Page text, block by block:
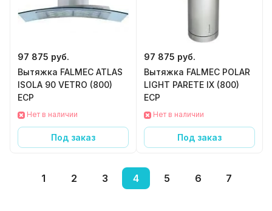
97 875 руб.
Вытяжка FALMEC ATLAS
ISOLA 90 VETRO (800)
ECP
Нет в наличии
Под заказ
97 875 руб.
Вытяжка FALMEC POLAR
LIGHT PARETE IX (800)
ECP
Нет в наличии
Под заказ
1 2 3 4 5 6 7